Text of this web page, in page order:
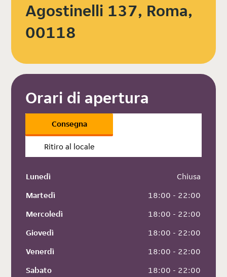
Agostinelli 137, Roma,
00118
Orari di apertura
Consegna
Ritiro al locale
Lunedì
Chiusa
Martedì
18:00 - 22:00
Mercoledì
18:00 - 22:00
Giovedì
18:00 - 22:00
Venerdì
18:00 - 22:00
Sabato
18:00 - 22:00